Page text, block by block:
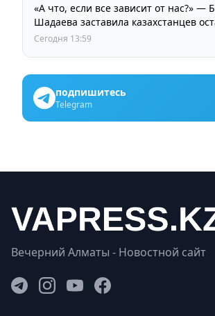
«А что, если все зависит от нас?» —
Шадаева заставила казахстанцев
задуматься
Сегодня 13:59
подпишитесь
Telegram
Вечерний Алматы - Новостной сайт